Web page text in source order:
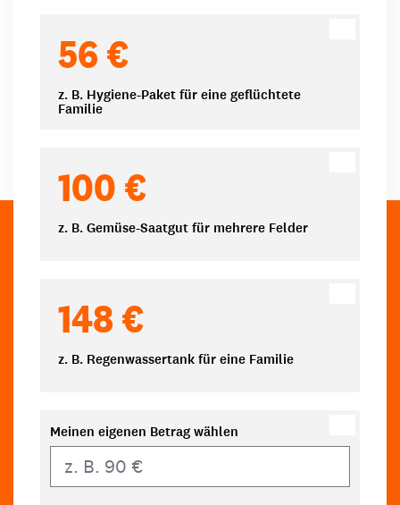
56 €
z. B. Hygiene-Paket für eine geflüchtete
Familie
100 €
z. B. Gemüse-Saatgut für mehrere Felder
148 €
z. B. Regenwassertank für eine Familie
Meinen eigenen Betrag wählen